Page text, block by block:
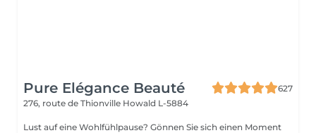
Pure Elégance Beauté
627
276, route de Thionville Howald L-5884
Lust auf eine Wohlfühlpause? Gönnen Sie sich einen Moment